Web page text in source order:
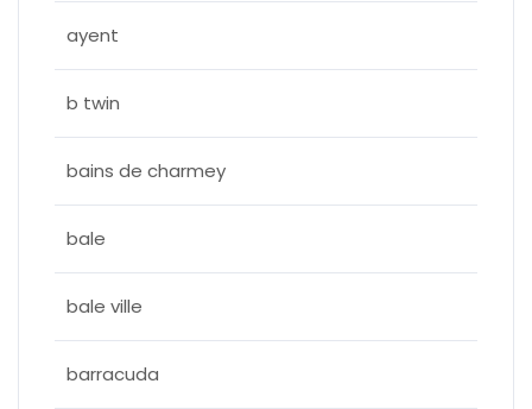
ayent
b twin
bains de charmey
bale
bale ville
barracuda